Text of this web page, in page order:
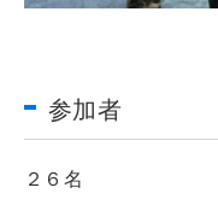
参加者
２６名